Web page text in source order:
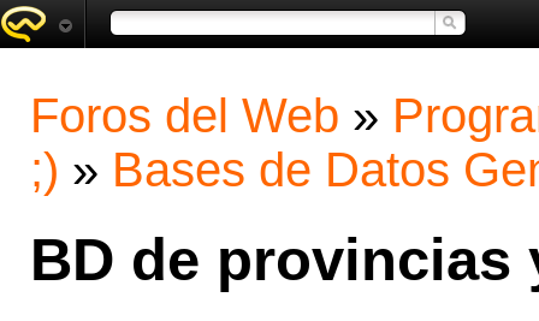
Foros del Web »
;) » Bases de Datos
BD de